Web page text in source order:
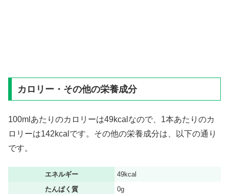
カロリー・その他の栄養成分
100mlあたりのカロリーは49kcalなので、1本あたりのカ
ロリーは142kcalです。その他の栄養成分は、以下の通り
です。
エネルギー
49kcal
たんぱく質
0g